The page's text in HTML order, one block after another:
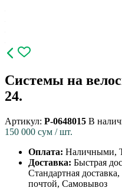
Системы на
24.
Артикул: P-0648015 В
150 000 сум / шт.
Оплата: Наличными,
Доставка: Быстрая
Стандартная
почтой, Самовывоз